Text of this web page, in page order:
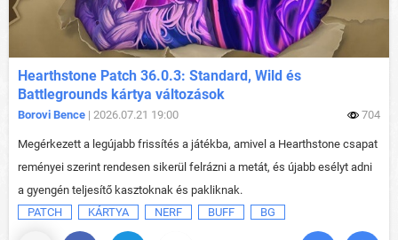
Hearthstone Patch 36.0.3: Standard, Wild és
Battlegrounds kártya változások
Borovi Bence | 2026.07.21 19:00 704
Megérkezett a legújabb frissítés a játékba, amivel a Hearthstone csapat
reményei szerint rendesen sikerül felrázni a metát, és újabb esélyt adni
a gyengén teljesítő kasztoknak és pakliknak.
PATCH
KÁRTYA NERF BUFF BG